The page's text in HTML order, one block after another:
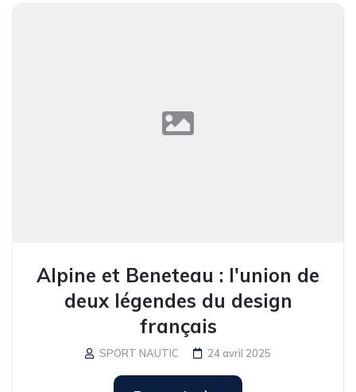
Alpine et Beneteau : l'union de
deux légendes du design
français
SPORT NAUTIC 24 avril 2025